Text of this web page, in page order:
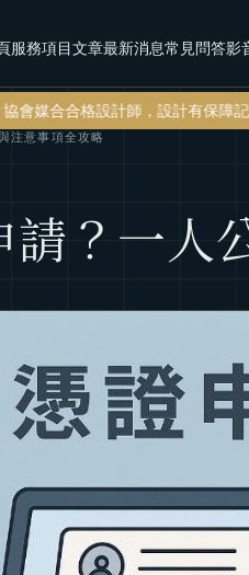
服務項目文章最新消息常見問答影
師，設計有保障記帳報稅・節稅
注意事項全攻略
？一人